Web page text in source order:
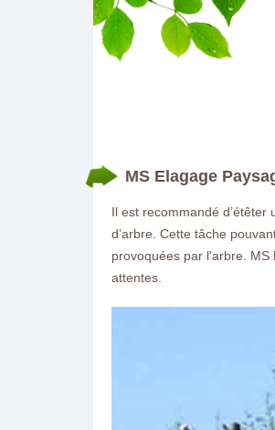
MS Elagage
Il est recommandé
d’arbre. Cette tâche
provoquées par l'arbre. MS
attentes.